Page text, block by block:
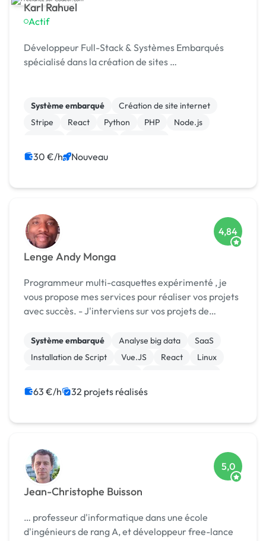
Karl Rahuel
Actif
Développeur Full-Stack & Systèmes Embarqués
spécialisé dans la création de sites …
Système embarqué
Création de site internet
Stripe
React Python PHP
Node.js
30 €/h Nouveau
Lenge Andy Monga
4,84
Programmeur multi-casquettes expérimenté , je
vous propose mes services pour réaliser vos projets
avec succès. - J'interviens sur vos projets de
analyst pour l'analyse de vos données structurés o...
Système embarqué Analyse big data
SaaS
Installation de Script
Vue.JS React
Linux
MATLAB
63 €/h 32 projets réalisés
Jean-Christophe Buisson
5,0
… professeur d'informatique dans une école
d'ingénieurs de rang A, et développeur free-lance